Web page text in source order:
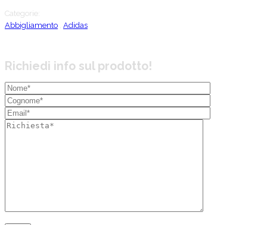
Categorie:
Abbigliamento Adidas
Richiedi info sul prodotto!